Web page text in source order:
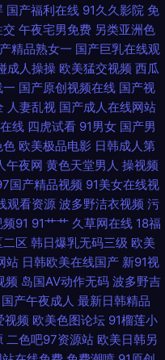
成人中文在线 99热这里只有精
放 黄色片子网站 日韩欧美国产
A在线中文 91高清系列 豆花视频
线资源站 涩涩A∨ 日日骚AV网站
97色色中文字幕 九一香蕉社区
视频网站 WWW91色情软件 久
站免费看 韩日一级片网络 日韩
清色www 91极品尤物蜜桃视频
卡二区 人人爱人人肏屄 91豆花
国产福利在线 91久久影院 免
交 午夜宅男免费 另类亚洲色
精品熟女一 国产巨乳在线观
成人操操 欧美猛交视频 西瓜
一 国产原创视频在线 国产视
人妻乱视 国产成人在线网站
线 四虎试看 91男女 国产男
色 欧美极品电影 日韩成人第
午夜网 黄色天堂男人 操视频
国产精品视频 91美女在线视
观看资源 波多野洁衣视频 污
91 91艹艹 久草网在线 18福
二区 韩日爆乳无码三级 欧美
站 日韩欧美在线国产 新91视
频 岛国AV动作无码 波多野吉
国产午夜成人 最新日韩精品
视频 欧美色图论坛 91榴莲小
二色吧97资源站 欧美日韩另